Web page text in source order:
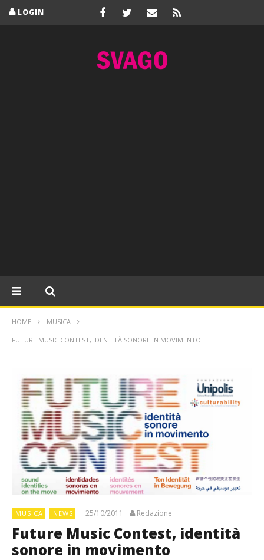
LOGIN
HOME MUSICA
FUTURE MUSIC CONTEST, IDENTITÀ SONORE IN MOVIMENTO
MUSICA NEWS 25/10/2011 Redazione
Future Music Contest, identità
sonore in movimento